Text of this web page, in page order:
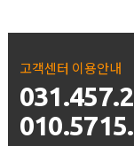
고객센터 이용안내